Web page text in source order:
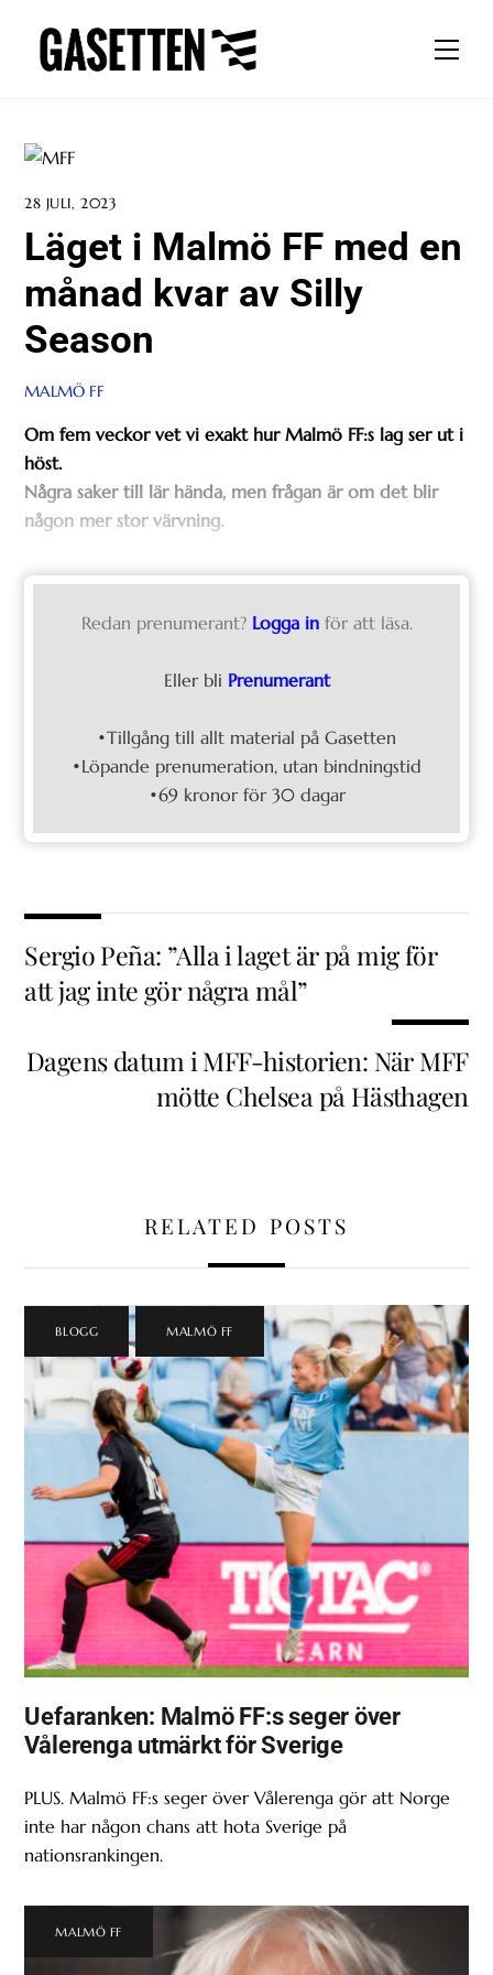
content
28 JULI, 2023
Läget i Malmö FF med en
månad kvar av Silly
Season
MALMÖ FF
Om fem veckor vet vi exakt hur Malmö FF:s lag ser ut i
höst.
Några saker till lär hända, men frågan är om det blir
någon mer stor värvning.
Redan prenumerant? Logga in för att läsa.
Eller bli Prenumerant
•Tillgång till allt material på Gasetten
•Löpande prenumeration, utan bindningstid
•69 kronor för 30 dagar
Sergio Peña: ”Alla i laget är på mig för
att jag inte gör några mål”
Dagens datum i MFF-historien: När MFF
mötte Chelsea på Hästhagen
RELATED POSTS
BLOGG MALMÖ FF
Uefaranken: Malmö FF:s seger över
Vålerenga utmärkt för Sverige
PLUS. Malmö FF:s seger över Vålerenga gör att Norge
inte har någon chans att hota Sverige på
nationsrankingen.
MALMÖ FF